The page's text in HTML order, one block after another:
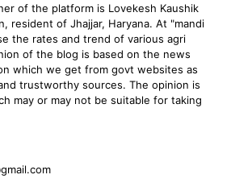
of the platform is Lovekesh Kaushik
resident of Jhajjar, Haryana. At "mandi
the rates and trend of various agri
of the blog is based on the news
which we get from govt websites as
trustworthy sources. The opinion is
may or may not be suitable for taking